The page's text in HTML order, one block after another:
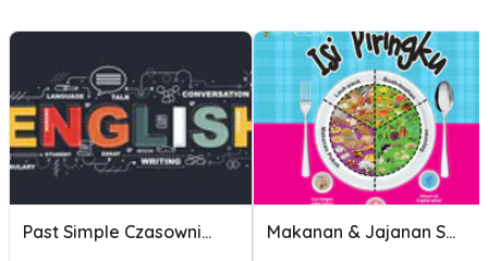
Past Simple Czasowniki Regularne Makanan & Jajanan Sehat